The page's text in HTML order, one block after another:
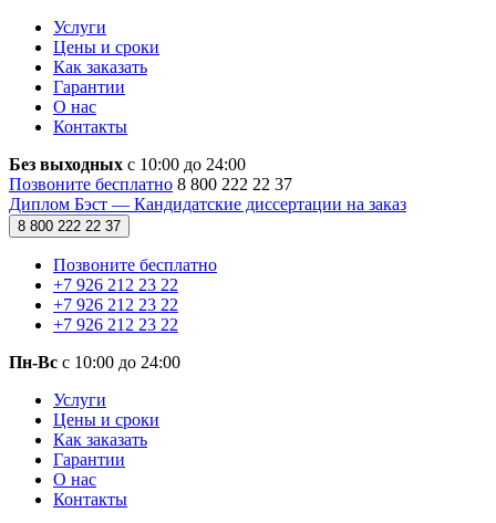
Услуги
Цены и сроки
Как заказать
Гарантии
О нас
Контакты
Без выходных с 10:00 до 24:00
Позвоните бесплатно 8 800 222 22 37
Диплом Бэст — Кандидатские диссертации на заказ
8 800 222 22 37
Позвоните бесплатно
+7 926 212 23 22
+7 926 212 23 22
+7 926 212 23 22
Пн-Вс с 10:00 до 24:00
Услуги
Цены и сроки
Как заказать
Гарантии
О нас
Контакты